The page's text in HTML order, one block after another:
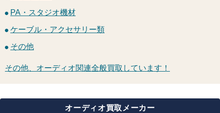
PA・スタジオ機材
ケーブル・アクセサリー類
その他
その他、オーディオ関連全般買取しています！
オーディオ買取メーカー